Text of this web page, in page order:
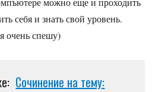
себя и знать свой уровень.
очень спешу)
Сочинение на тему: